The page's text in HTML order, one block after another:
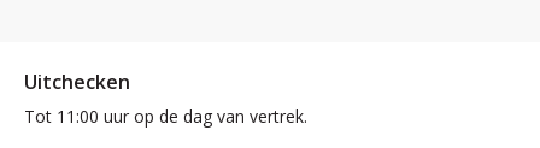
Uitchecken
Tot 11:00 uur op de dag van vertrek.